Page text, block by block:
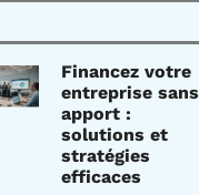
Financez votre
entreprise sans
apport :
solutions et
stratégies
efficaces